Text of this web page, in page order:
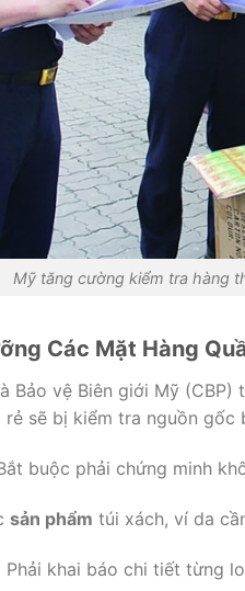
Mỹ tăng cường kiểm tra hàng
Các Mặt Hàng
Bảo vệ Biên giới Mỹ
sẽ bị kiểm tra nguồn gốc
buộc phải chứng minh
sản phẩm túi xách, ví da
Phải khai báo chi tiết từng